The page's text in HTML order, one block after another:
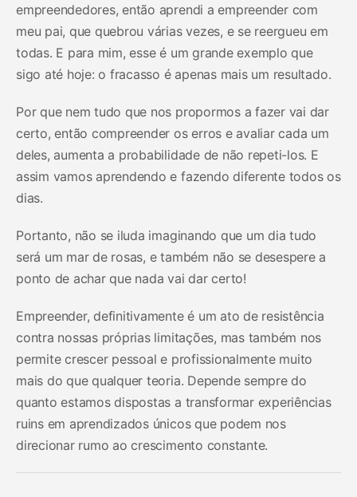
empreendedores, então aprendi a empreender com
meu pai, que quebrou várias vezes, e se reergueu em
todas. E para mim, esse é um grande exemplo que
sigo até hoje: o fracasso é apenas mais um resultado.
Por que nem tudo que nos propormos a fazer vai dar
certo, então compreender os erros e avaliar cada um
deles, aumenta a probabilidade de não repeti-los. E
assim vamos aprendendo e fazendo diferente todos os
dias.
Portanto, não se iluda imaginando que um dia tudo
será um mar de rosas, e também não se desespere a
ponto de achar que nada vai dar certo!
Empreender, definitivamente é um ato de resistência
contra nossas próprias limitações, mas também nos
permite crescer pessoal e profissionalmente muito
mais do que qualquer teoria. Depende sempre do
quanto estamos dispostas a transformar experiências
ruins em aprendizados únicos que podem nos
direcionar rumo ao crescimento constante.